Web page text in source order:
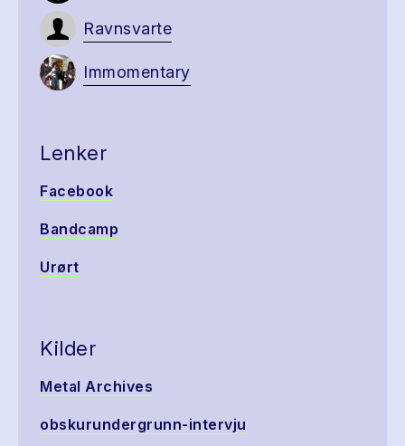
Ravnsvarte
Immomentary
Lenker
Facebook
Bandcamp
Urørt
Kilder
Metal Archives
obskurundergrunn-intervju